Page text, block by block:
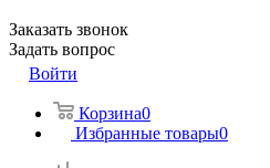
Заказать звонок
Задать вопрос
Войти
Корзина0
Избранные товары0